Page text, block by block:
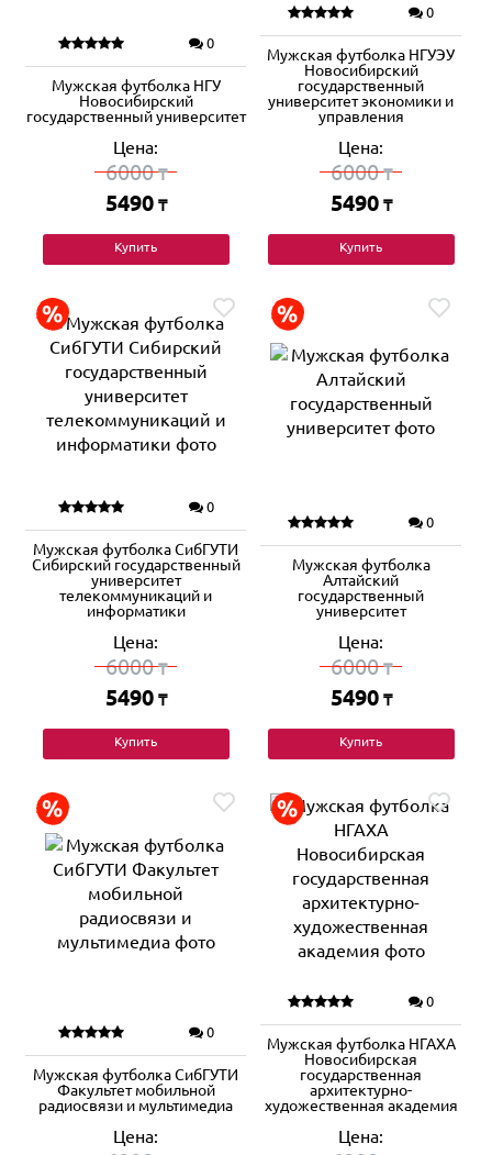
0
Мужская футболка НГУ
Новосибирский
государственный университет
Цена:
6000₸
5490 ₸
Купить
0
Мужская футболка НГУЭУ
Новосибирский
государственный
университет экономики и
управления
Цена:
6000₸
5490 ₸
Купить
0
Мужская футболка СибГУТИ
Сибирский государственный
университет
телекоммуникаций и
информатики
Цена:
6000₸
5490 ₸
Купить
0
Мужская футболка
Алтайский
государственный
университет
Цена:
6000₸
5490 ₸
Купить
0
Мужская футболка СибГУТИ
Факультет мобильной
радиосвязи и мультимедиа
Цена:
0
Мужская футболка НГАХА
Новосибирская
государственная
архитектурно-
художественная академия
Цена: